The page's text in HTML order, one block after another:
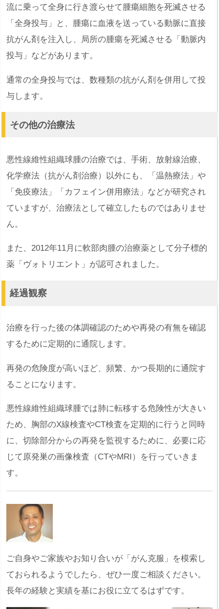
流に乗って全身に行き渡らせて腫瘍細胞を死滅させる
「全身投与」と、腫瘍に血液を送っている動脈に直接
抗がん剤を注入し、局所の腫瘍を死滅させる「動脈内
投与」などがあります。
通常の全身投与では、数種類の抗がん剤を併用して投
与します。
その他の治療法
悪性線維性組織球腫の治療では、手術、放射線治療、
化学療法（抗がん剤治療）以外にも、「温熱療法」や
「免疫療法」「カフェイン併用療法」などが研究され
ていますが、治療法として確立したものではありませ
ん。
また、2012年11月に軟部肉腫の治療薬として分子標的
薬「ヴォトリエント」が認可されました。
経過観察
治療を行った後の体調確認のためや再発の有無を確認
するために定期的に通院します。
再発の危険度が高いほど、頻繁、かつ長期的に通院す
ることになります。
悪性線維性組織球腫では肺に転移する危険性が大きい
ため、胸部のX線検査やCT検査を定期的に行うと同時
に、切除部分からの再発を監視するために、必要に応
じて原発巣の画像検査（CTやMRI）を行っていきま
す。
ご自身やご家族やお知り合いが「がん克服」を模索し
ておられるようでしたら、ぜひ一度ご相談ください。
長年の経験と実績を基にお役に立てるはずです。